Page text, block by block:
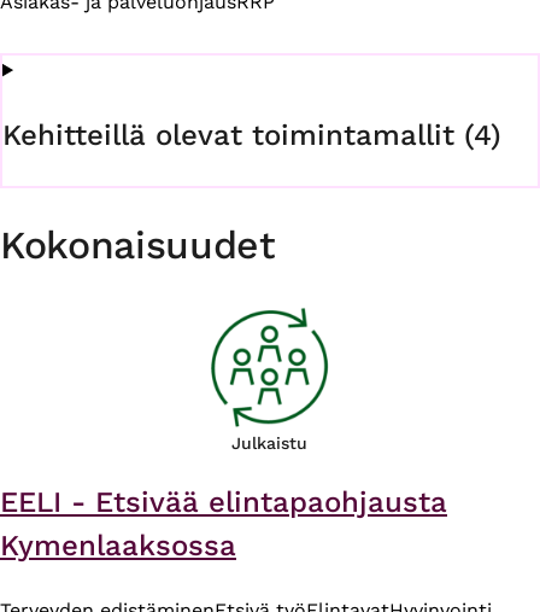
Kehitteillä olevat toimintamallit (4)
Kokonaisuudet
Julkaistu
EELI - Etsivää elintapaohjausta
Kymenlaaksossa